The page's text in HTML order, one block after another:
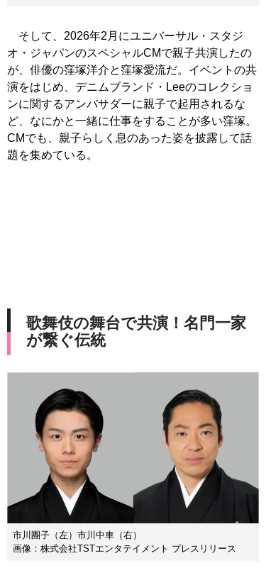
そして、2026年2月にユニバーサル・スタジ
オ・ジャパンのスペシャルCMで親子共演したの
が、俳優の窪塚洋介と窪塚愛流だ。イベントの共
演をはじめ、デニムブランド・Leeのコレクショ
ンに関するアンバサダーに親子で起用されるな
ど、なにかと一緒に仕事をすることが多い窪塚。
CMでも、親子らしく息のあった姿を披露して話
題を集めている。
歌舞伎の舞台で共演！名門一家
が繋ぐ伝統
市川團子（左）市川中車（右）
画像：株式会社TSTエンタテイメント プレスリリース